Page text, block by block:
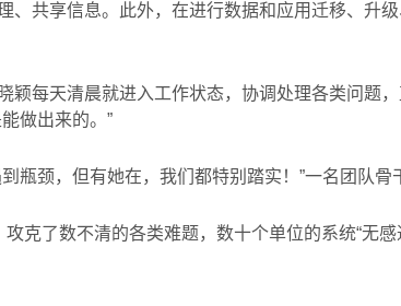
、共享信息。此外，在进行数据和应用迁移、升
颖每天清晨就进入工作状态，协调处理各类问题
做出来的。”
瓶颈，但有她在，我们都特别踏实！”一名团队骨
攻克了数不清的各类难题，数十个单位的系统“无感